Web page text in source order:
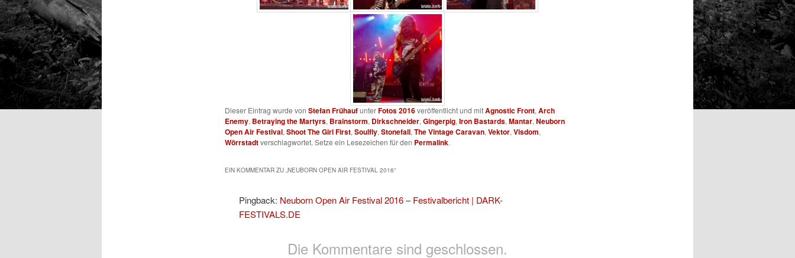
Dieser Eintrag wurde von Stefan FrühaufunterFotos 2016veröffentlicht und mitAgnostic Front,Arch
Enemy, Betraying the Martyrs, Brainstorm, Dirkschneider,Gingerpig,Iron Bastards,Mantar,Neuborn
Open Air Festival,Shoot The Girl First,Soulfly,Stonefall,The Vintage Caravan,Vektor,Visdom,
Wörrstadtverschlagwortet. Setze ein Lesezeichen für den Permalink.
EIN KOMMENTAR ZU „ NEUBORN OPEN AIR FESTIVAL 2016“
Pingback: Neuborn Open Air Festival 2016 – Festivalbericht | DARK-
FESTIVALS.DE
Die Kommentare sind geschlossen.